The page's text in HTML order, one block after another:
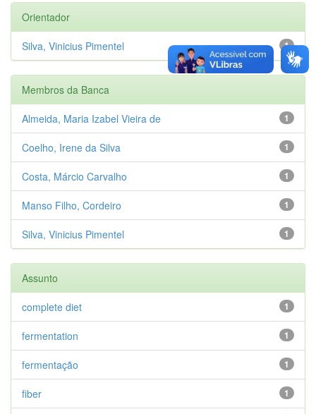
Orientador
1
Silva, Vinicius Pimentel
Membros da Banca
1
Almeida, Maria Izabel Vieira de
1
Coelho, Irene da Silva
1
Costa, Márcio Carvalho
1
Manso Filho, Cordeiro
1
Silva, Vinicius Pimentel
Assunto
1
complete diet
1
fermentation
1
fermentação
1
fiber